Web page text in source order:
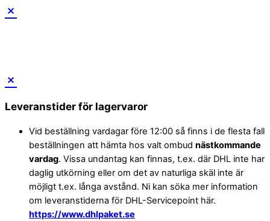
Skip
content
Leveranstider för lagervaror
Vid beställning vardagar före 12:00 så finns i de flesta fall
beställningen att hämta hos valt ombud nästkommande
vardag. Vissa undantag kan finnas, t.ex. där DHL inte har
daglig utkörning eller om det av naturliga skäl inte är
möjligt t.ex. långa avstånd. Ni kan söka mer information
om leveranstiderna för DHL-Servicepoint här.
https://www.dhlpaket.se